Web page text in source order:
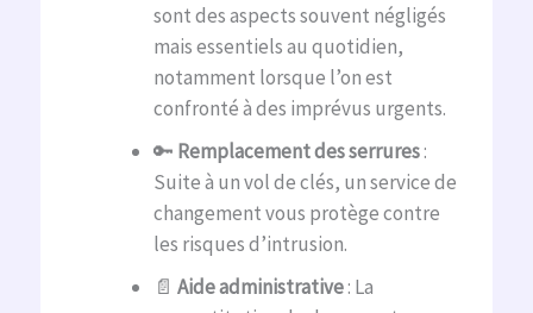
sont des aspects souvent négligés
mais essentiels au quotidien,
notamment lorsque l’on est
confronté à des imprévus urgents.
🔑 Remplacement des serrures:
Suite à un vol de clés, un service de
changement vous protège contre
les risques d’intrusion.
📄 Aide administrative: La